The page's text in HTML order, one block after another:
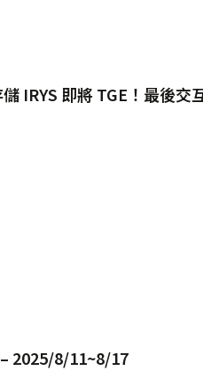
IRYS 即將 TGE！最後交
2025/8/11~8/17